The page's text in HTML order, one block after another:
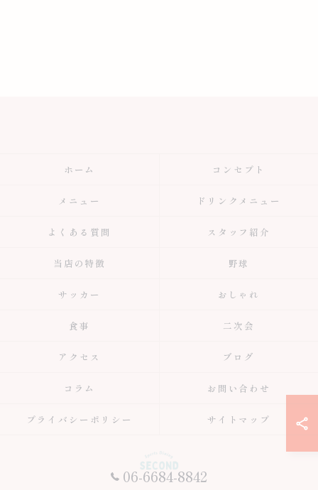
06-6684-8842
ホーム コンセプト
メニュー ドリンクメニュー
よくある質問 スタッフ紹介
当店の特徴 野球
サッカー おしゃれ
食事 二次会
アクセス ブログ
コラム お問い合わせ
プライバシーポリシー サイトマップ